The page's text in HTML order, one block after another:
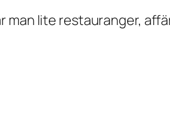
man lite restauranger,